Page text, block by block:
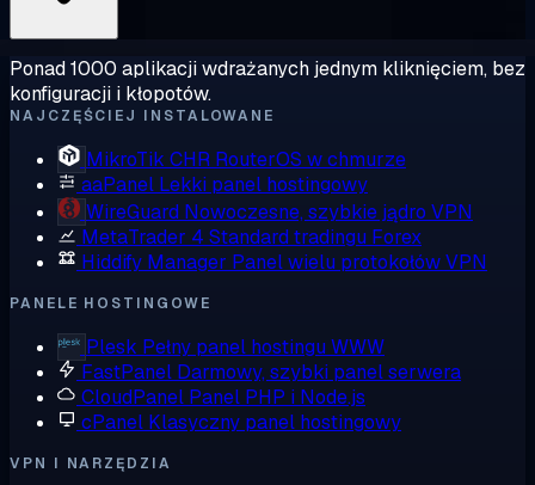
Ponad 1000 aplikacji wdrażanych jednym kliknięciem, bez
konfiguracji i kłopotów.
NAJCZĘŚCIEJ INSTALOWANE
MikroTik CHR RouterOS w chmurze
aaPanel Lekki panel hostingowy
WireGuard Nowoczesne, szybkie jądro VPN
MetaTrader 4 Standard tradingu Forex
Hiddify Manager Panel wielu protokołów VPN
PANELE HOSTINGOWE
Plesk Pełny panel hostingu WWW
FastPanel Darmowy, szybki panel serwera
CloudPanel Panel PHP i Node.js
cPanel Klasyczny panel hostingowy
VPN I NARZĘDZIA